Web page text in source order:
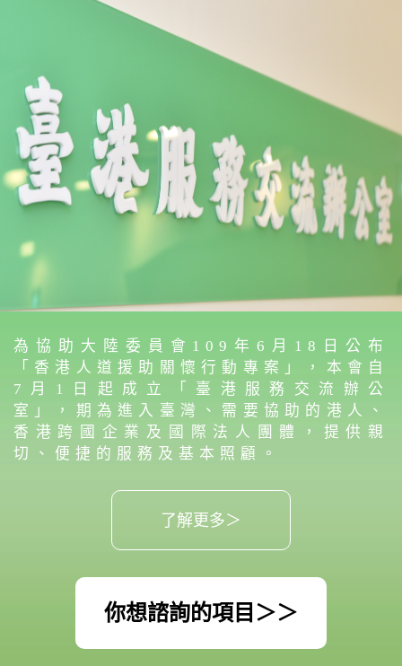
為協助大陸委員會109年6月18日公布
「香港人道援助關懷行動專案」，本會自
7月1日起成立「臺港服務交流辦公
室」，期為進入臺灣、需要協助的港人、
香港跨國企業及國際法人團體，提供親
切、便捷的服務及基本照顧。
了解更多＞
你想諮詢的項目＞＞